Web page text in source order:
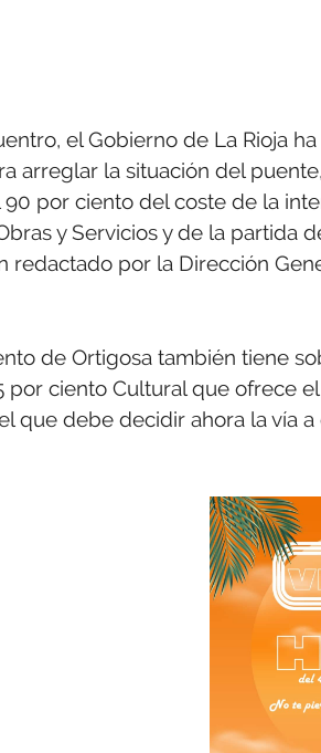
el Gobierno de La Rioja
arreglar la situación del
90 por ciento del coste de la
y Servicios y de la partida
redactado por la Dirección
de Ortigosa también tiene
por ciento Cultural que ofrece
que debe decidir ahora la vía